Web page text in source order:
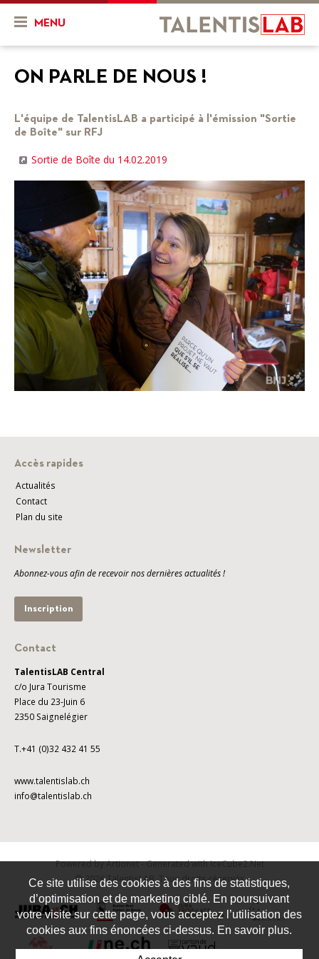
MENU
Historique
L'équipe
Nos objectifs
Nos services
Combien ça coûte ?
Nos partenaires
Actualités
Agenda
Projets
Mon projet
Projets finalisés
Ressources
FR DE
ON PARLE DE NOUS !
L'équipe de TalentisLAB a participé à l'émission "Sortie
de Boîte" sur RFJ
Sortie de Boîte du 14.02.2019
Accès rapides
Actualités
Contact
Plan du site
Newsletter
Abonnez-vous afin de recevoir nos dernières actualités !
Inscription
Contact
TalentisLAB Central
c/o Jura Tourisme
Place du 23-Juin 6
2350 Saignelégier
T.+41 (0)32 432 41 55
www.talentislab.ch
info@talentislab.ch
Powered by Artionet-Generated with IceCube2.Net
© 2026 TalentisLAB. Tous droits réservés
Ce site utilise des cookies à des fins de statistiques,
d’optimisation et de marketing ciblé. En poursuivant
votre visite sur cette page, vous acceptez l’utilisation des
cookies aux fins énoncées ci-dessus. En savoir plus.